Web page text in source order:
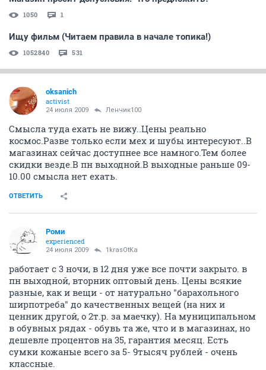
1050 1
Ищу фильм (Читаем правила в начале топика!)
1052840 531
oksanich
activist
24 июля 2009 Ленчик100
Смысла туда ехать не вижу..Цены реально
космос.Разве только если мех и шубы интересуют..В
магазинах сейчас доступнее все намного.Тем более
скидки везде.В пн выходной.В выходные раньше 09-
10.00 смысла нет ехать.
ОТВЕТИТЬ
Роми
experienced
24 июля 2009 1krasOtKa
работает с 3 ночи, в 12 дня уже все почти закрыто. в
пн выходной, вторник оптовый день. Цены всякие
разные, как и вещи - от натурально "барахольного
ширпотреба" до качественных вещей (на них и
ценник другой, о 2т.р. за маечку). На муниципальном
в обувных рядах - обувь та же, что и в магазинах, но
дешевле процентов на 35, гарантия месяц. Есть
сумки кожаные всего за 5- 9тысяч рублей - очень
классные.